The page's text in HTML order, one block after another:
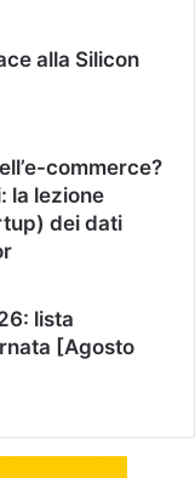
alla Silicon
commerce?
la lezione
dei dati
lista
[Agosto